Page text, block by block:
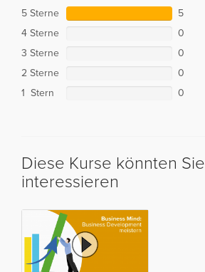
5 Sterne
5
4 Sterne
0
3 Sterne
0
2 Sterne
0
1 Stern
0
Diese Kurse könnten Sie
interessieren